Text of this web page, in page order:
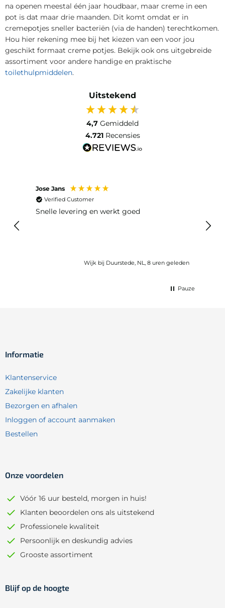
na openen meestal één jaar houdbaar, maar creme in een
pot is dat maar drie maanden. Dit komt omdat er in
cremepotjes sneller bacteriën (via de handen) terechtkomen.
Hou hier rekening mee bij het kiezen van een voor jou
geschikt formaat creme potjes. Bekijk ook ons uitgebreide
assortiment voor andere handige en praktische
toilethulpmiddelen.
Uitstekend
4,7 Gemiddeld
4.721 Recensies
Jose Jans
Verified Customer
Snelle levering en werkt goed
Wijk bij Duurstede, NL, 8 uren geleden
Pauze
Informatie
Klantenservice
Zakelijke klanten
Bezorgen en afhalen
Inloggen of account aanmaken
Bestellen
Onze voordelen
Vóór 16 uur besteld, morgen in huis!
Klanten beoordelen ons als uitstekend
Professionele kwaliteit
Persoonlijk en deskundig advies
Grooste assortiment
Blijf op de hoogte